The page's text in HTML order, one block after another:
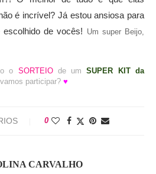
é incrível? Já estou ansiosa para
de vocês!
Um super Beijo,
o SORTEIO de um
SUPER KIT da
participar? ♥
0
CARVALHO